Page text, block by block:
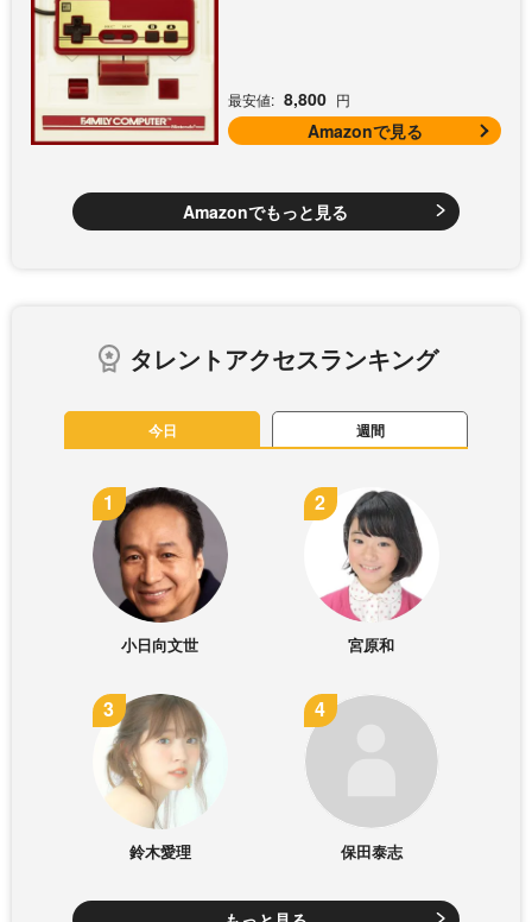
最安値: 8,800 円
Amazonで見る
Amazonでもっと見る
タレントアクセスランキング
今日 週間
小日向文世 宮原和
鈴木愛理 保田泰志